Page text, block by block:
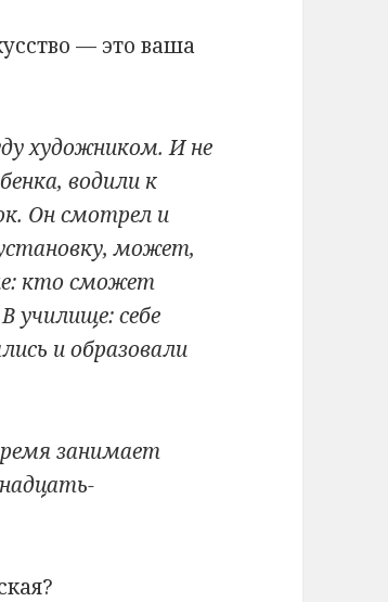
— это ваша
художником. И не
водили к
Он смотрел и
может,
кто сможет
училище: себе
и образовали
занимает